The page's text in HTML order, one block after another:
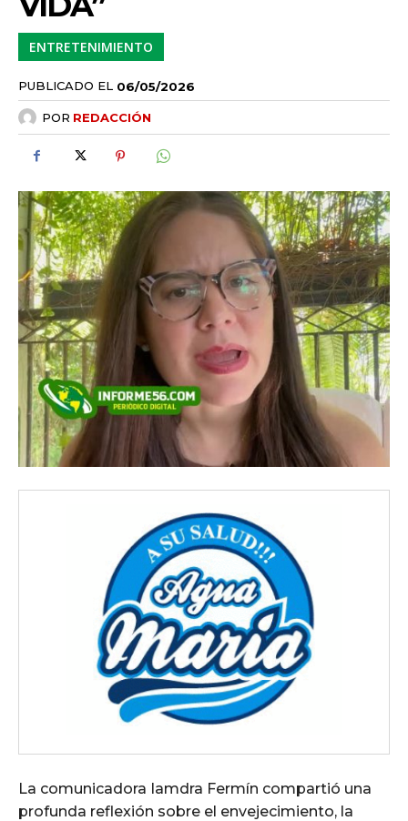
ENTRETENIMIENTO
PUBLICADO EL 06/05/2026
POR REDACCIÓN
La comunicadora Iamdra Fermín compartió una
profunda reflexión sobre el envejecimiento, la